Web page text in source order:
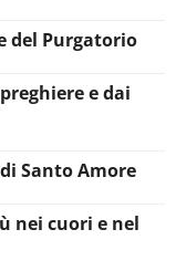
del Purgatorio
e dai
Santo Amore
nei cuori e nel